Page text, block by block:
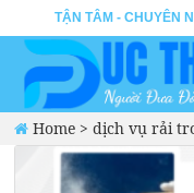
TẬN TÂM - CHUYÊN
Home >dịch vụ rải